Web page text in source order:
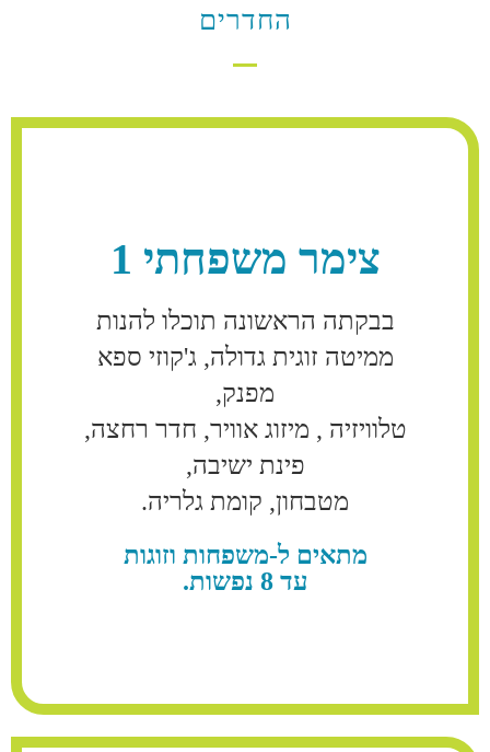
החדרים
צימר משפחתי 1
בבקתה הראשונה תוכלו להנות
ממיטה זוגית גדולה, ג'קוזי ספא
מפנק,
טלוויזיה , מיזוג אוויר, חדר רחצה,
פינת ישיבה,
מטבחון, קומת גלריה.
מתאים ל-משפחות וזוגות
עד 8 נפשות.